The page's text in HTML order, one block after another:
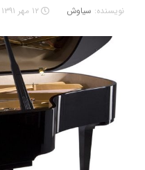
نویسنده: سیاوش ۱۲ مهر ۱۳۹۱